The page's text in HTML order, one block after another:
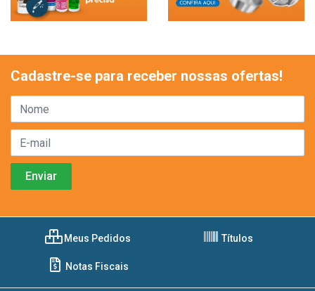
Cadastre-se para receber nossas ofertas!
Meus Pedidos Títulos
Notas Fiscais